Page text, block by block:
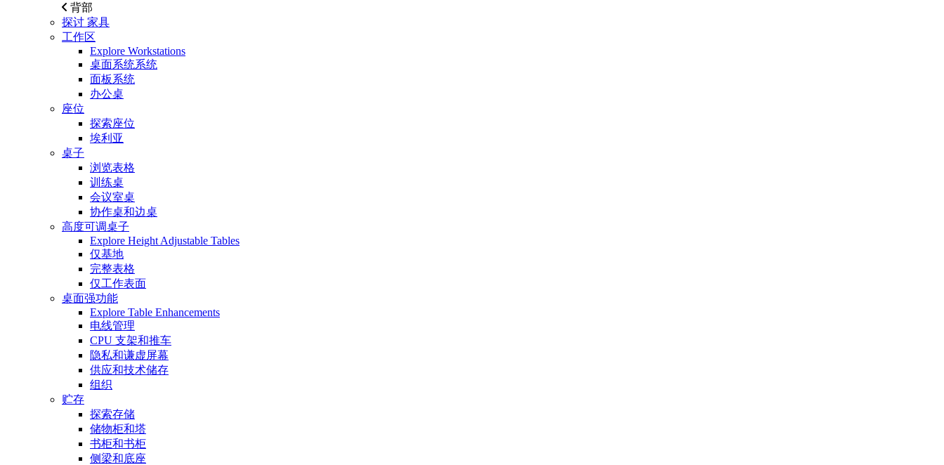
背部
探讨 家具
工作区
Explore Workstations
桌面系统系统
面板系统
办公桌
座位
探索座位
埃利亚
桌子
浏览表格
训练桌
会议室桌
协作桌和边桌
高度可调桌子
Explore Height Adjustable Tables
仅基地
完整表格
仅工作表面
桌面强功能
Explore Table Enhancements
电线管理
CPU 支架和推车
隐私和谦虚屏幕
供应和技术储存
组织
贮存
探索存储
储物柜和塔
书柜和书柜
侧梁和底座